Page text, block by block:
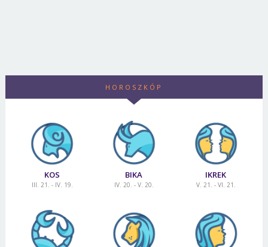
HOROSZKÓP
KOS
III. 21. - IV. 19.
BIKA
IV. 20. - V. 20.
IKREK
V. 21. - VI. 21.